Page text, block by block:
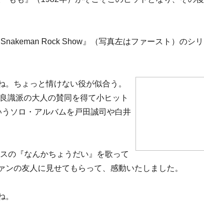
Rock Show』（写真左はファースト）のシリ
ちょっと情けない役が似合う。
識派の大人の賛同を得て小ヒット
うソロ・アルバムを戸田誠司や白井
の『なんかちょうだい』を歌って
の友人に見せてもらって、感動いたしました。
。